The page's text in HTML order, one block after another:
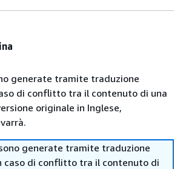
generate tramite traduzione
di conflitto tra il contenuto di una
originale in Inglese,
generate tramite traduzione
caso di conflitto tra il contenuto di